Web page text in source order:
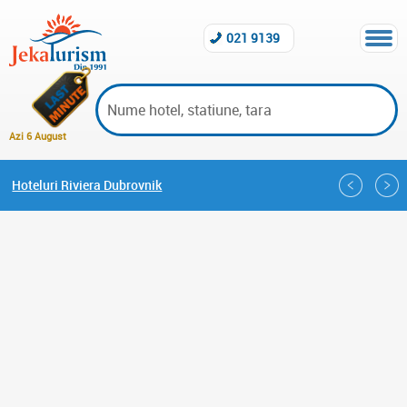
Azi 6 August
021 9139
Hoteluri Riviera Dubrovnik